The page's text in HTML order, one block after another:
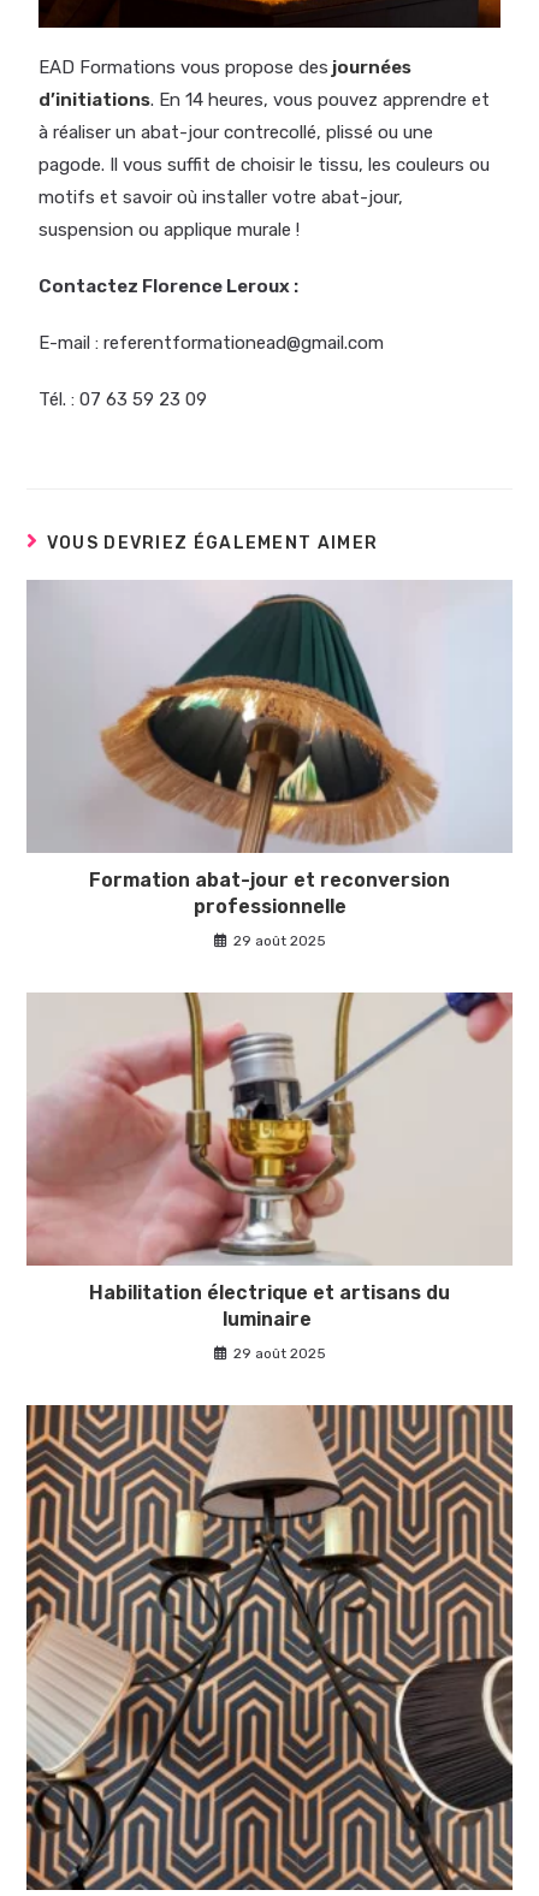
EAD Formations vous propose des journées
d’initiations. En 14 heures, vous pouvez apprendre et
à réaliser un abat-jour contrecollé, plissé ou une
pagode. Il vous suffit de choisir le tissu, les couleurs ou
motifs et savoir où installer votre abat-jour,
suspension ou applique murale !
Contactez Florence Leroux :
E-mail : referentformationead@gmail.com
Tél. : 07 63 59 23 09
VOUS DEVRIEZ ÉGALEMENT AIMER
Formation abat-jour et reconversion
professionnelle
29 août 2025
Habilitation électrique et artisans du
luminaire
29 août 2025